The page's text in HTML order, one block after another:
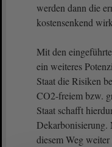
werden dann die
kostensenkend
Mit den
ein weiteres
Staat die Risiken
CO2-freiem bzw.
Staat schafft
Dekarbonisierung.
diesem Weg